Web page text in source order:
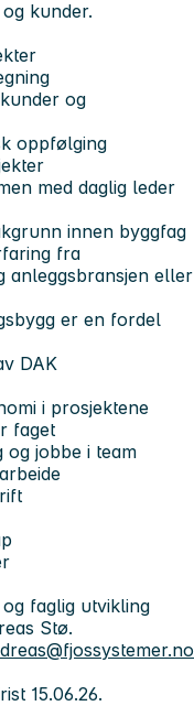
kunder.
og
oppfølging
med daglig leder
innen byggfag
fra
anleggsbransjen eller
er en fordel
DAK
i prosjektene
faget
og jobbe i team
faglig utvikling
Stø.
15.06.26.